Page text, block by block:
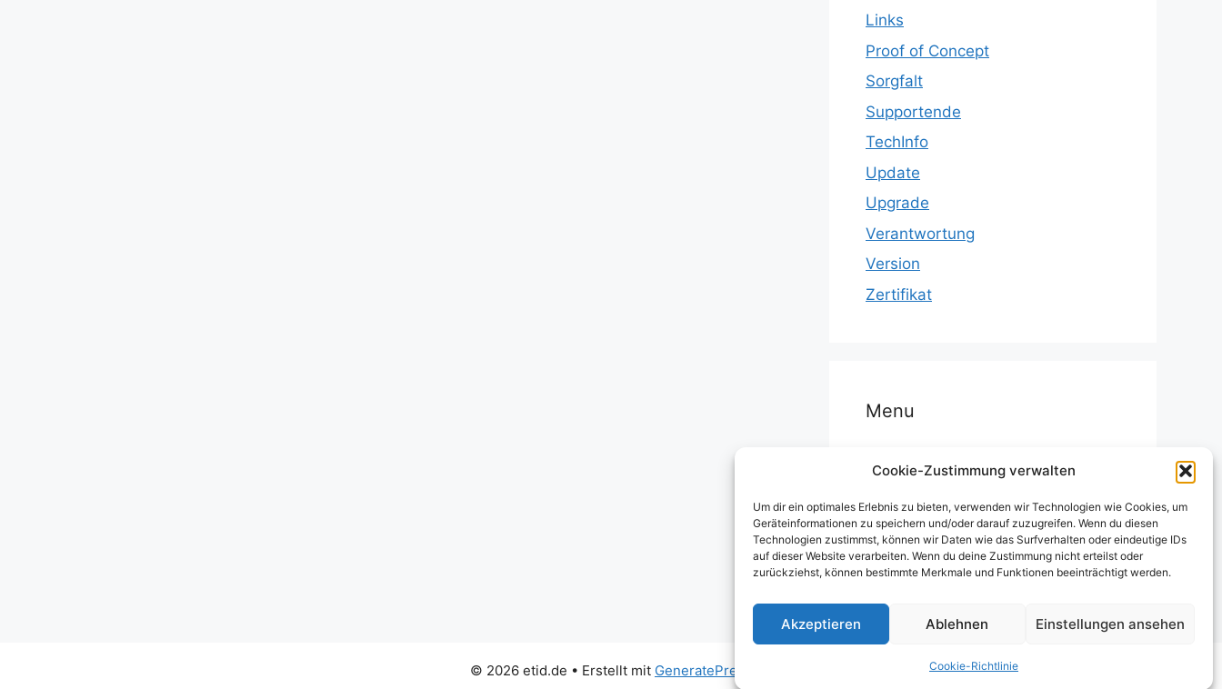
Cookie-Zustimmung verwalten
Um dir ein optimales Erlebnis zu bieten, verwenden wir Technologien wie Cookies, um
Geräteinformationen zu speichern und/oder darauf zuzugreifen. Wenn du diesen
Technologien zustimmst, können wir Daten wie das Surfverhalten oder eindeutige IDs
auf dieser Website verarbeiten. Wenn du deine Zustimmung nicht erteilst oder
zurückziehst, können bestimmte Merkmale und Funktionen beeinträchtigt werden.
Akzeptieren Ablehnen Einstellungen ansehen
Cookie-Richtlinie
Links
Proof of Concept
Sorgfalt
Supportende
TechInfo
Update
Upgrade
Verantwortung
Version
Zertifikat
Menu
Startseite
Betreuung
FMhelp
Cookie-Richtlinie (EU)
© 2026 etid.de • Erstellt mit GeneratePress